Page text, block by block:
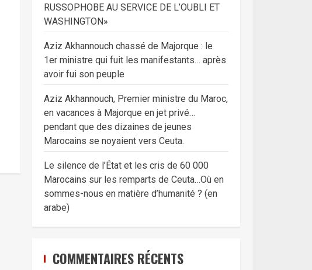
RUSSOPHOBE AU SERVICE DE L’OUBLI ET
WASHINGTON»
Aziz Akhannouch chassé de Majorque : le
1er ministre qui fuit les manifestants… après
avoir fui son peuple
Aziz Akhannouch, Premier ministre du Maroc,
en vacances à Majorque en jet privé…
pendant que des dizaines de jeunes
Marocains se noyaient vers Ceuta.
Le silence de l’État et les cris de 60 000
Marocains sur les remparts de Ceuta…Où en
sommes-nous en matière d’humanité ? (en
arabe)
COMMENTAIRES RÉCENTS